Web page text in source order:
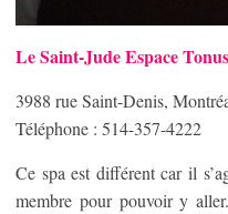
Le Saint-Jude Espace Tonus
3988 rue Saint-Denis,
Téléphone : 514-357-4222
Ce spa est différent car il
membre pour pouvoir y